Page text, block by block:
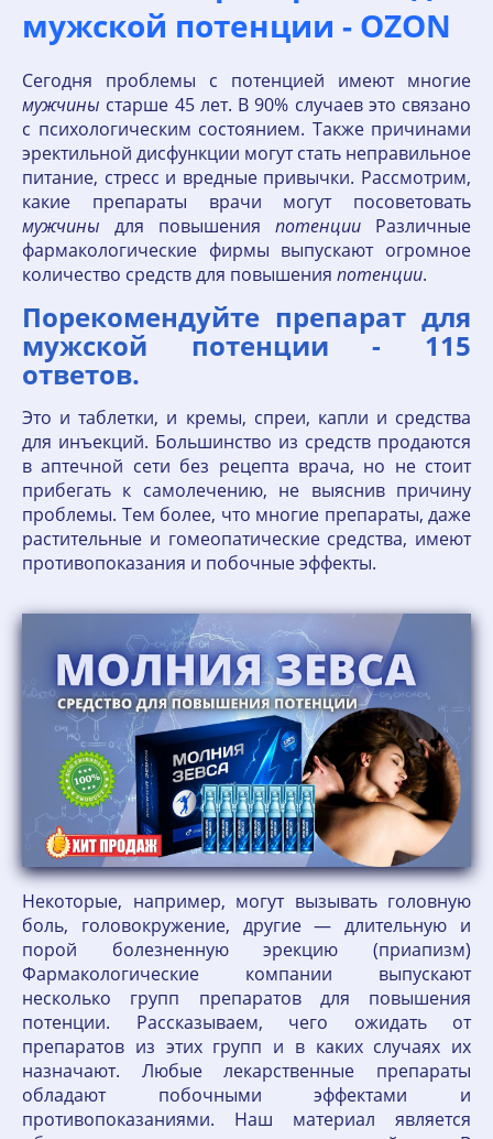
мужской потенции - OZON
Сегодня проблемы с потенцией имеют многие
мужчины старше 45 лет. В 90% случаев это связано
с психологическим состоянием. Также причинами
эректильной дисфункции могут стать неправильное
питание, стресс и вредные привычки. Рассмотрим,
какие препараты врачи могут посоветовать
мужчины для повышения потенции Различные
фармакологические фирмы выпускают огромное
количество средств для повышения потенции.
Порекомендуйте препарат для
мужской потенции - 115
ответов.
Это и таблетки, и кремы, спреи, капли и средства
для инъекций. Большинство из средств продаются
в аптечной сети без рецепта врача, но не стоит
прибегать к самолечению, не выяснив причину
проблемы. Тем более, что многие препараты, даже
растительные и гомеопатические средства, имеют
противопоказания и побочные эффекты.
Некоторые, например, могут вызывать головную
боль, головокружение, другие — длительную и
порой болезненную эрекцию (приапизм)
Фармакологические компании выпускают
несколько групп препаратов для повышения
потенции. Рассказываем, чего ожидать от
препаратов из этих групп и в каких случаях их
назначают. Любые лекарственные препараты
обладают побочными эффектами и
противопоказаниями. Наш материал является